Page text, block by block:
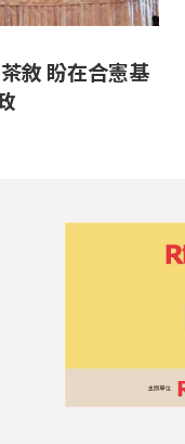
敘 盼在合憲基